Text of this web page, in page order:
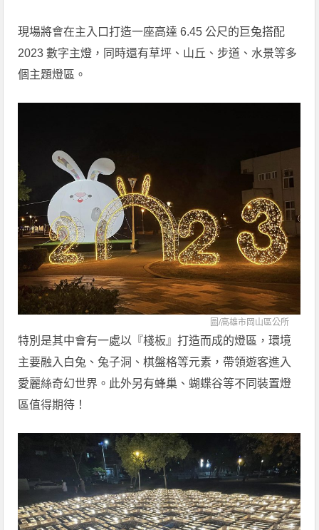
現場將會在主入口打造一座高達 6.45 公尺的巨兔搭配
2023 數字主燈，同時還有草坪、山丘、步道、水景等多
個主題燈區。
圖/高雄市岡山區公所
特別是其中會有一處以『棧板』打造而成的燈區，環境
主要融入白兔、兔子洞、棋盤格等元素，帶領遊客進入
愛麗絲奇幻世界。此外另有蜂巢、蝴蝶谷等不同裝置燈
區值得期待！